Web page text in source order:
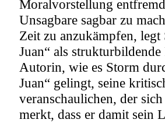
Moralvorstellung
Unsagbare sagbar zu
Zeit zu anzukämpfen,
Juan“ als
Autorin, wie es Storm
Juan“ gelingt, seine
veranschaulichen, der
merkt, dass er damit sein